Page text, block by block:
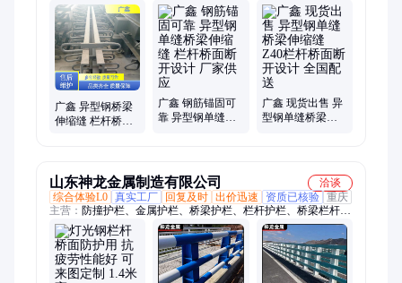
器、橡胶支座、桥梁伸缩缝、盆式橡胶支座、网架橡胶支座、盆
式支座、抗震网架支座、建筑抗震阻尼器、双向滑动支座、成品
网架支座、弹性球形支座、网架球形支座、抗震球铰支座、屈曲
支撑
广鑫 异型钢桥梁
伸缩缝 栏杆桥面
广鑫 钢筋锚固可
靠 异型钢单缝桥
广鑫 现货出售 异
型钢单缝桥梁伸
山东神龙金属制造有限公司
洽谈
综合体验L0 真实工厂 回复及时 出价迅速 资质已核验 重庆
主营： 防撞护栏、金属护栏、桥梁护栏、栏杆护栏、桥梁栏杆、
防撞栏杆、防撞钢护栏、城市不锈钢、防撞钢栏杆、道路不锈
钢、不锈钢护栏、不锈钢栏杆、桥梁钢护栏、景观不锈钢、不锈
钢桥梁、不锈钢防撞、不锈钢复合管、桥梁景观栏杆、防撞灯光
栏杆、桥梁灯光栏杆、护栏定制、金属复合管、桥梁防护栏、桥